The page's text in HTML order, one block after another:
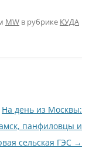
MW в рубрике КУДА
На день из Москвы:
панфиловцы и
сельская ГЭС →